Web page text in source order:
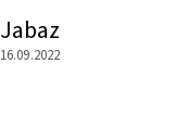
Jabaz
16.09.2022